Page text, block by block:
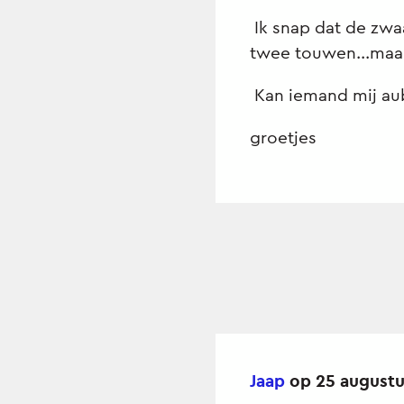
Ik snap dat de
twee
Kan iemand mij
groetjes
Jaap op 25